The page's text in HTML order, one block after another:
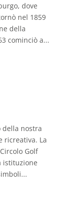
dove
nel 1859
della
cominciò a...
della nostra
ricreativa. La
Golf
istituzione